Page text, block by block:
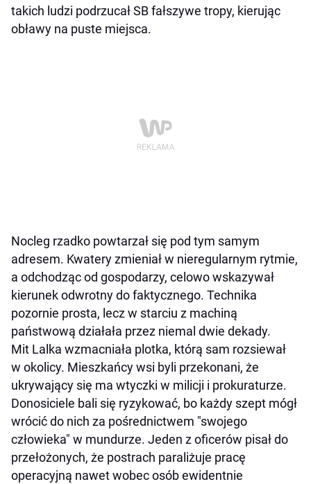
takich ludzi podrzucał SB fałszywe tropy, kierując
obławy na puste miejsca.
Nocleg rzadko powtarzał się pod tym samym
adresem. Kwatery zmieniał w nieregularnym rytmie,
a odchodząc od gospodarzy, celowo wskazywał
kierunek odwrotny do faktycznego. Technika
pozornie prosta, lecz w starciu z machiną
państwową działała przez niemal dwie dekady.
Mit Lalka wzmacniała plotka, którą sam rozsiewał
w okolicy. Mieszkańcy wsi byli przekonani, że
ukrywający się ma wtyczki w milicji i prokuraturze.
Donosiciele bali się ryzykować, bo każdy szept mógł
wrócić do nich za pośrednictwem "swojego
człowieka" w mundurze. Jeden z oficerów pisał do
przełożonych, że postrach paraliżuje pracę
operacyjną nawet wobec osób ewidentnie